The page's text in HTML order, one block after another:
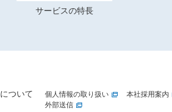
サービスの特長
ついて 個人情報の取り扱い 本社採用案内
外部送信